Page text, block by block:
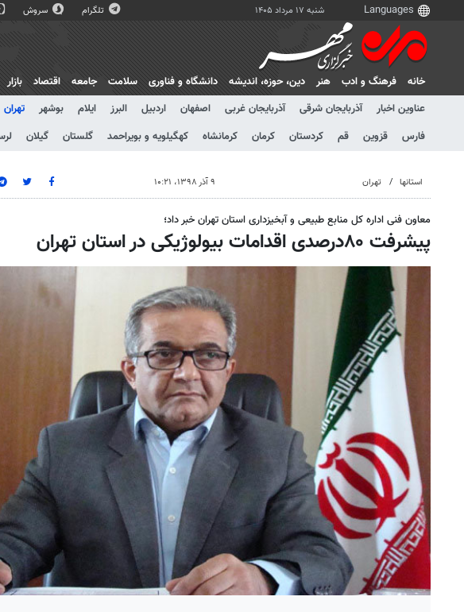
شنبه ۱۷ مرداد ۱۴۰۵ تلگرام سروش
خانه فرهنگ و ادب هنر دين، حوزه، انديشه دانشگاه و فناوری سلامت جامعه اقتصاد بازار
عناوین اخبار
آذربایجان شرقی آذربایجان غربی اصفهان اردبیل البرز ایلام بوشهر تهران
فارس
قزوین قم کردستان کرمان کرمانشاه کهگیلویه و بویراحمد گلستان گیلان
استانها تهران ۹ آذر ۱۳۹۸، ۱۰:۲۱
معاون فنی اداره کل منابع طبیعی و آبخیزداری استان تهران خبر داد؛
پیشرفت ۸۰درصدی اقدامات بیولوژیکی در استان تهران